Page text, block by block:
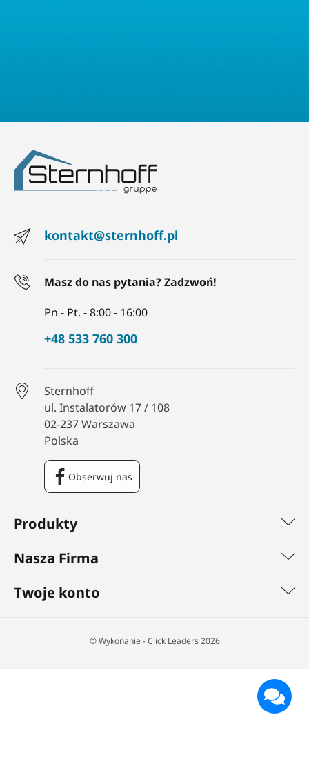
Produkty
Nasza Firma
Twoje konto
kontakt@sternhoff.pl
Masz do nas pytania? Zadzwoń!
Pn - Pt. - 8:00 - 16:00
+48 533 760 300
Sternhoff
ul. Instalatorów 17 / 108
02-237 Warszawa
Polska
Obserwuj nas
Facebook
©️ Wykonanie - Click Leaders 2026